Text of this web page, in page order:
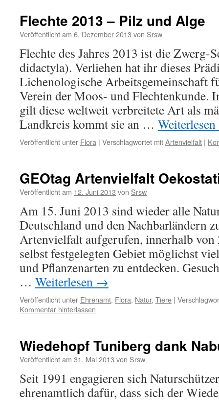
Flechte 2013 – Pilz und Alge
Veröffentlicht am 6. Dezember 2013 von Srsw
Flechte des Jahres 2013 ist die Zwerg-
didactyla). Verliehen hat ihr dieses
Lichenologische Arbeitsgemeinschaft
Verein der Moos- und Flechtenkunde.
gilt diese weltweit verbreitete Art als
Landkreis kommt sie an … Weiterlesen
Veröffentlicht unter Flora | Verschlagwortet mitArtenvielfalt |
GEOtag Artenvielfalt
Veröffentlicht am 12. Juni 2013 von Srsw
Am 15. Juni 2013 sind wieder alle
Deutschland und den Nachbarländern
Artenvielfalt aufgerufen, innerhalb von
selbst festgelegten Gebiet möglichst
und Pflanzenarten zu entdecken.
… Weiterlesen →
Veröffentlicht unter Ehrenamt, Flora, Natur, Tiere |
Kommentar hinterlassen
Wiedehopf Tuniberg dank
Veröffentlicht am 31. Mai 2013 von Srsw
Seit 1991 engagieren sich
ehrenamtlich dafür, dass sich der